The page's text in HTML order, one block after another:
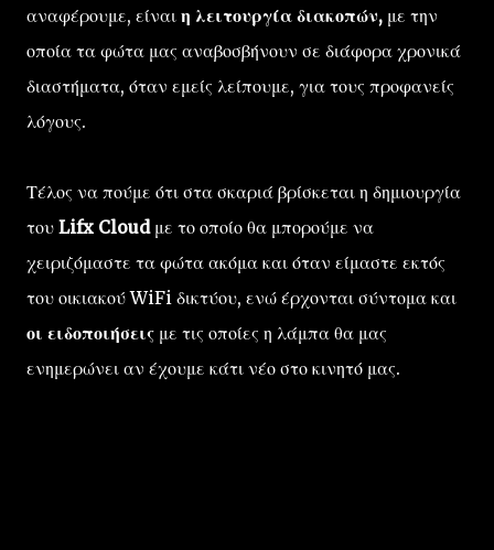
αναφέρουμε, είναι η λειτουργία διακοπών, με την
οποία τα φώτα μας αναβοσβήνουν σε διάφορα χρονικά
διαστήματα, όταν εμείς λείπουμε, για τους προφανείς
λόγους.
Τέλος να πούμε ότι στα σκαριά βρίσκεται η δημιουργία
του Lifx Cloudμε το οποίο θα μπορούμε να
χειριζόμαστε τα φώτα ακόμα και όταν είμαστε εκτός
του οικιακού WiFi δικτύου, ενώ έρχονται σύντομα και
οι ειδοποιήσεις με τις οποίες η λάμπα θα μας
ενημερώνει αν έχουμε κάτι νέο στο κινητό μας.